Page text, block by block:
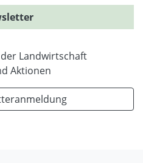
Landwirtschaft
Aktionen